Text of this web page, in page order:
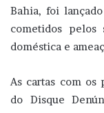
Bahia, foi
cometidos pelos
doméstica e
As cartas com os
do Disque